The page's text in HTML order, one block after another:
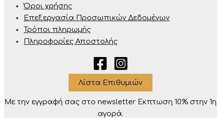
Όροι χρήσης
Επεξεργασία Προσωπικών Δεδομένων
Τρόποι πληρωμής
Πληροφορίες Αποστολής
Λίστα Επιθυμιών
Με την εγγραφή σας στο newsletter Eκπτωση 10% στην 1η
αγορά.